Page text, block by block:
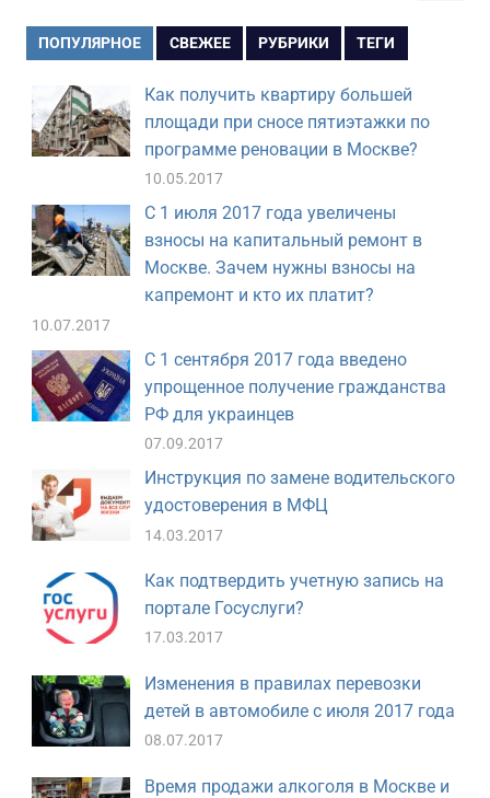
ПОПУЛЯРНОЕ СВЕЖЕЕ РУБРИКИ ТЕГИ
Как получить квартиру большей
площади при сносе пятиэтажки по
программе реновации в Москве?
10.05.2017
С 1 июля 2017 года увеличены
взносы на капитальный ремонт в
Москве. Зачем нужны взносы на
капремонт и кто их платит?
10.07.2017
С 1 сентября 2017 года введено
упрощенное получение гражданства
РФ для украинцев
07.09.2017
Инструкция по замене водительского
удостоверения в МФЦ
14.03.2017
Как подтвердить учетную запись на
портале Госуслуги?
17.03.2017
Изменения в правилах перевозки
детей в автомобиле с июля 2017 года
08.07.2017
Время продажи алкоголя в Москве и